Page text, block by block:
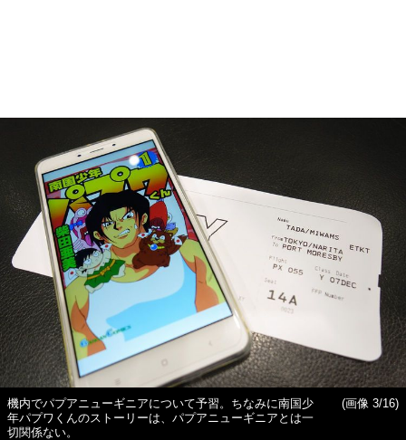
機内でパプアニューギニアについて予習。ちなみに南国少
年パプワくんのストーリーは、パプアニューギニアとは一
切関係ない。
(画像 3/16)